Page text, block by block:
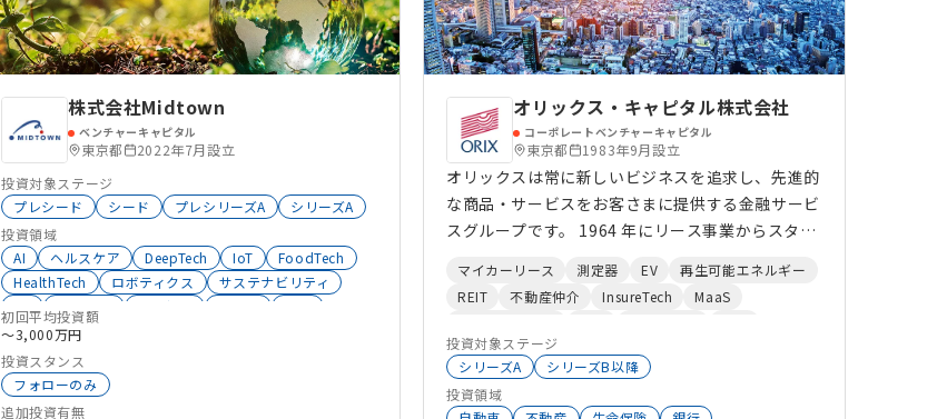
株式会社Midtown
ベンチャーキャピタル
東京都
2022年7月設立
投資対象ステージ
プレシード
シード プレシリーズA
シリーズA
投資領域
AI
ヘルスケア DeepTech IoT
FoodTech
HealthTech
ロボティクス
サステナビリティ
AgriTech Co2削減
ClimateTech
AgeTech
大学発スタートアップ
グローバル
初回平均投資額
〜3,000万円
投資スタンス
フォローのみ
追加投資有無
オリックス・キャピタル株式会社
コーポレートベンチャーキャピタル
東京都 1983年9月設立
オリックスは常に新しいビジネスを追求し、先進的
な商品・サービスをお客さまに提供する金融サービ
スグループです。 1964 年にリース事業からスター
ことにより事業を進化させてきました。その結果、
現在は法人金融、産業/ICT 機器、環境エネル
ギー、自動車関連、不動産関連、事業投資・コン
セッション、銀行、生命保険など多角的に事業を展
開しています。 リース事業は「金融」と「モノ
マイカーリース 測定器 EV
再生可能エネルギー
REIT
不動産仲介 InsureTech
MaaS
事業承継
モーゲージバンク
太陽光発電
水道 CASE
カードローン
FCV 野球
テレマティクス
投資対象ステージ
シリーズA
シリーズB以降
投資領域